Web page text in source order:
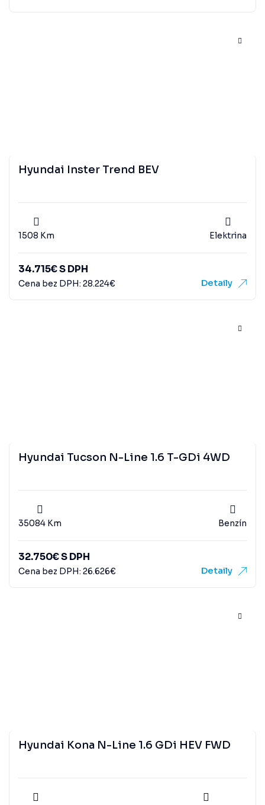
Hyundai Inster Trend BEV
1508 Km Elektrina
34.715€S DPH
Cena bez DPH: 28.224€ Detaily
Hyundai Tucson N-Line 1.6 T-GDi 4WD
35084 Km Benzín
32.750€S DPH
Cena bez DPH: 26.626€ Detaily
Hyundai Kona N-Line 1.6 GDi HEV FWD